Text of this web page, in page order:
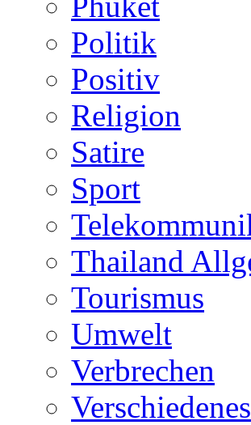
Politik
Positiv
Religion
Satire
Sport
Thailand
Tourismus
Umwelt
Verbrechen
Verschiedenes